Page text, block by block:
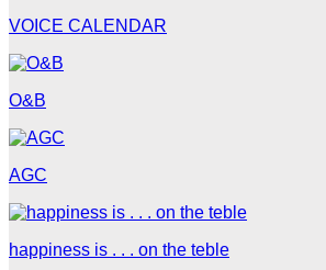
VOICE CALENDAR
O&B
AGC
happiness is . . . on the teble